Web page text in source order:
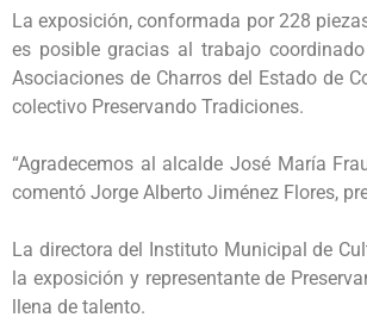
La exposición, conformada por 228
es posible gracias al trabajo
Asociaciones de Charros del Estado de
colectivo Preservando Tradiciones.
“Agradecemos al alcalde José María
comentó Jorge Alberto Jiménez Flores,
La directora del Instituto Municipal de
la exposición y representante de
llena de talento.